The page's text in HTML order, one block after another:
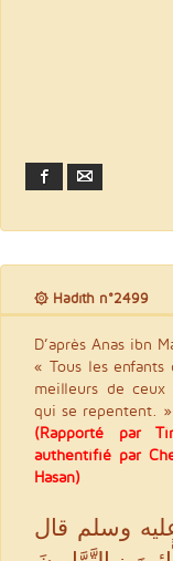
Facebook
۞ Hadith n°2499
« Tous les enfants
meilleurs de
qui se repentent. »
(Rapporté par
authentifié par
Hasan)
وسلم قال